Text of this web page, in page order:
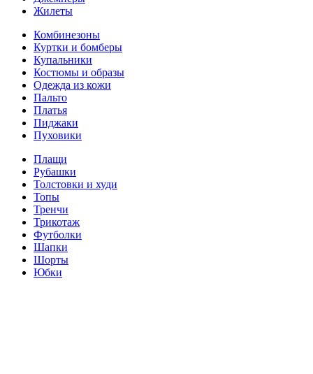
Жилеты
Комбинезоны
Куртки и бомберы
Купальники
Костюмы и образы
Одежда из кожи
Пальто
Платья
Пиджаки
Пуховики
Плащи
Рубашки
Толстовки и худи
Топы
Тренчи
Трикотаж
Футболки
Шапки
Шорты
Юбки